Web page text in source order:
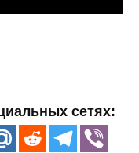
сетях: